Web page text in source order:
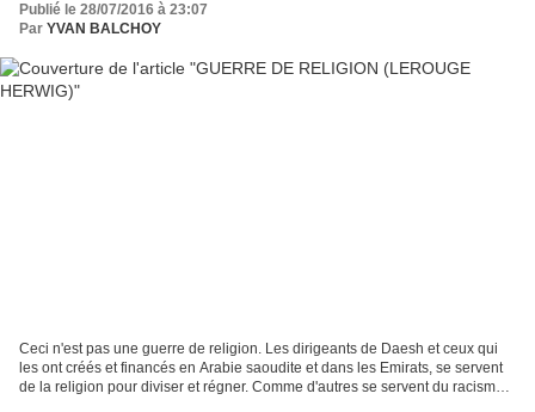
Publié le 28/07/2016 à 23:07
Par YVAN BALCHOY
Ceci n'est pas une guerre de religion. Les dirigeants de Daesh et ceux qui
les ont créés et financés en Arabie saoudite et dans les Emirats, se servent
de la religion pour diviser et régner. Comme d'autres se servent du racisme,